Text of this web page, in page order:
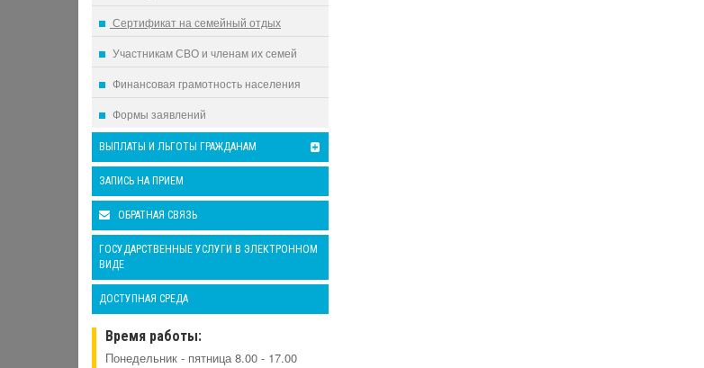
Сертификат на семейный отдых
Участникам СВО и членам их семей
Финансовая грамотность населения
Формы заявлений
ВЫПЛАТЫ И ЛЬГОТЫ ГРАЖДАНАМ
ЗАПИСЬ НА ПРИЕМ
ОБРАТНАЯ СВЯЗЬ
ГОСУДАРСТВЕННЫЕ УСЛУГИ В ЭЛЕКТРОННОМ
ВИДЕ
ДОСТУПНАЯ СРЕДА
Время работы:
Понедельник - пятница 8.00 - 17.00